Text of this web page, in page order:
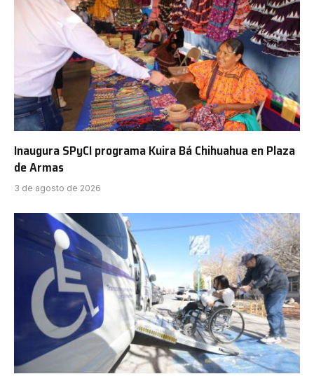
Inaugura SPyCI programa Kuira Bá Chihuahua en Plaza
de Armas
3 de agosto de 2026